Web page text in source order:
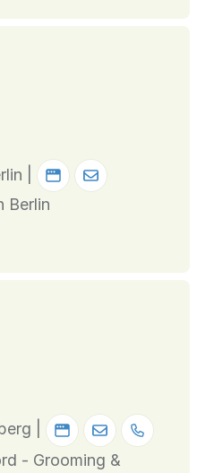
|
Berlin
|
- Grooming &